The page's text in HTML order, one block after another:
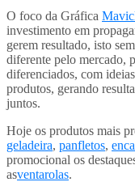
O foco da Gráfica
investimento em
gerem resultado, isto
diferente pelo mercado,
diferenciados, com
produtos, gerando
juntos.
Hoje os produtos mais
geladeira, panfletos,
promocional os
asventarolas.